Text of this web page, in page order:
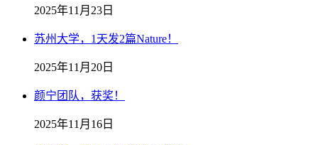
2025年11月23日
苏州大学，1天发2篇Nature！
2025年11月20日
颜宁团队，获奖！
2025年11月16日